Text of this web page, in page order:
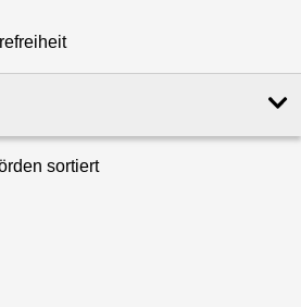
sortiert